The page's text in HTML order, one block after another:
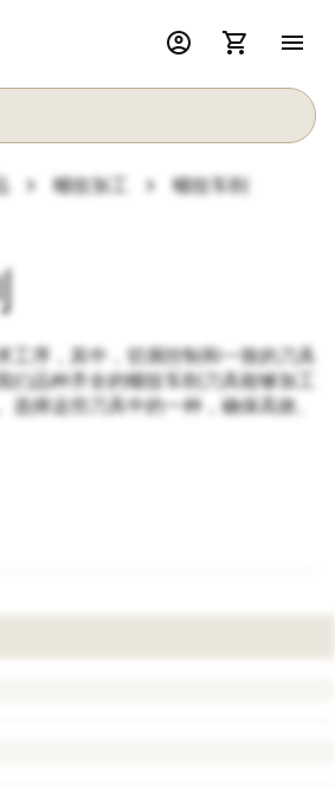
account_circle shopping_cart menu
chevron_right 螺纹加工 chevron_right 螺纹车削
工序，其中，切屑控制和一致的刀具
们品种齐全的螺纹车削刀具能够加工
选择这些刀具中的一种，确保高效、